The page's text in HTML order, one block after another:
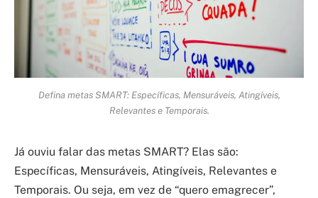
Defina metas SMART: Específicas, Mensuráveis, Atingíveis,
Relevantes e Temporais.
Já ouviu falar das metas SMART? Elas são:
Específicas, Mensuráveis, Atingíveis, Relevantes e
Temporais. Ou seja, em vez de “quero emagrecer”,